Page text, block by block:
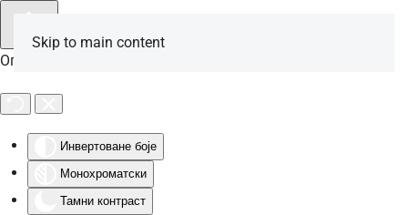
Опције за особе са инвалидитетом
Инвертоване боје
Монохроматски
Тамни контраст
Skip to main content